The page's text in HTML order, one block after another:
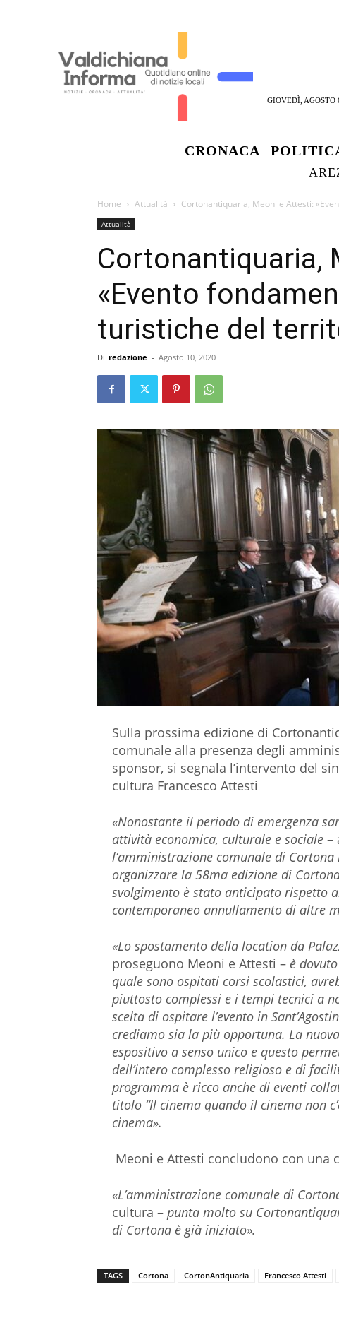
GIOVEDÌ, AGOSTO
CRONACA
Home Attualità Cortonantiquaria, Meoni e Attesti:
Attualità
Cortonantiquaria,
«Evento
turistiche del
Di redazione - Agosto 10, 2020
Sulla prossima edizione di
comunale alla presenza degli
sponsor, si segnala l’intervento del
cultura Francesco Attesti
«Nonostante il periodo di emergenza
attività economica, culturale e sociale –
l’amministrazione comunale di
organizzare la 58ma edizione di
svolgimento è stato anticipato rispetto
contemporaneo annullamento di altre
«Lo spostamento della location da
proseguono Meoni e Attesti –è
quale sono ospitati corsi scolastici,
piuttosto complessi e i tempi tecnici a
scelta di ospitare l’evento in
crediamo sia la più opportuna. La
espositivo a senso unico e questo
dell’intero complesso religioso e di
programma è ricco anche di eventi
titolo “Il cinema quando il cinema non
cinema».
Meoni e Attesti concludono con una
«L’amministrazione comunale di
cultura –punta molto su
di Cortona è già iniziato».
TAGS Cortona CortonAntiquaria Francesco Attesti